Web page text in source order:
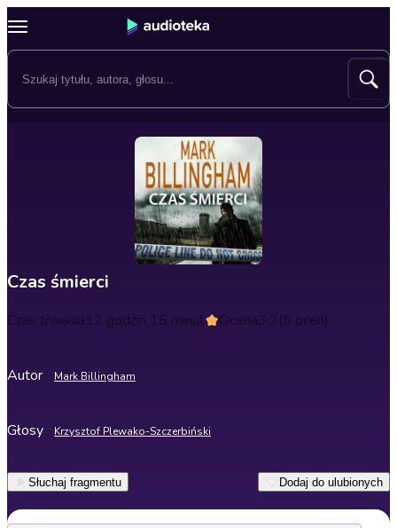
Czas śmierci
Czas trwania12 godzin 15 minut Ocena3.2(5 ocen)
Autor Mark Billingham
Głosy Krzysztof Plewako-Szczerbiński
Słuchaj fragmentu Dodaj do ulubionych